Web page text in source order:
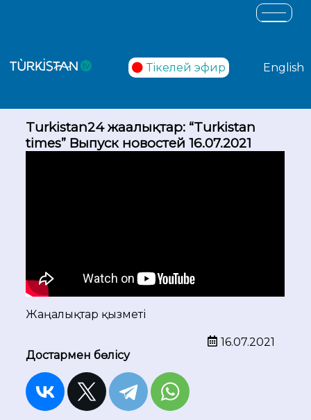
Тікелей эфир English
Turkistan24 жаңалықтар: “Turkistan
times” Выпуск новостей 16.07.2021
Жаңалықтар қызметі
16.07.2021
Достармен бөлісу